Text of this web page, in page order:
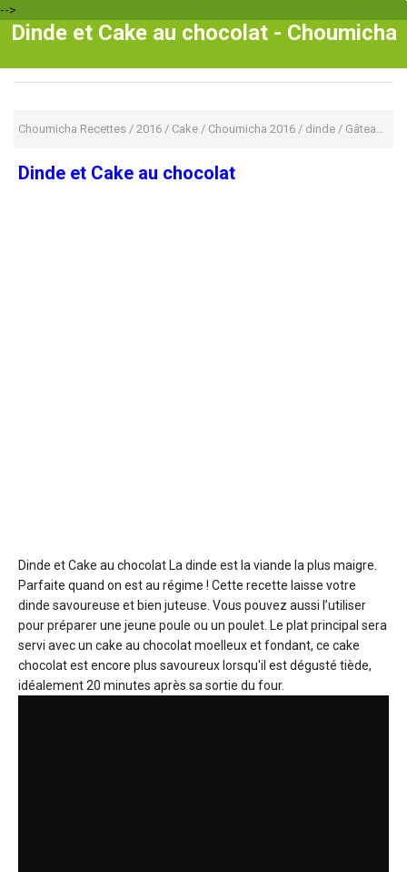
-->
Dinde et Cake au chocolat - Choumicha
Choumicha Recettes / 2016 / Cake / Choumicha 2016 / dinde / Gâteaux
Dinde et Cake au chocolat
Dinde et Cake au chocolat La dinde est la viande la plus maigre.
Parfaite quand on est au régime ! Cette recette laisse votre
dinde savoureuse et bien juteuse. Vous pouvez aussi l’utiliser
pour préparer une jeune poule ou un poulet. Le plat principal sera
servi avec un cake au chocolat moelleux et fondant, ce cake
chocolat est encore plus savoureux lorsqu'il est dégusté tiède,
idéalement 20 minutes après sa sortie du four.